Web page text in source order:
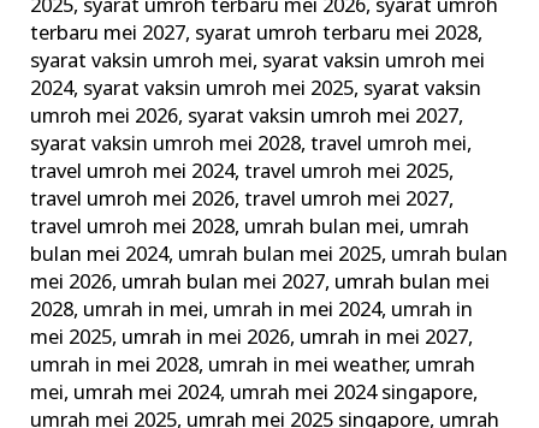
2025, syarat umroh terbaru mei 2026, syarat umroh
terbaru mei 2027, syarat umroh terbaru mei 2028,
syarat vaksin umroh mei, syarat vaksin umroh mei
2024, syarat vaksin umroh mei 2025, syarat vaksin
umroh mei 2026, syarat vaksin umroh mei 2027,
syarat vaksin umroh mei 2028,travel umroh mei,
travel umroh mei 2024,travel umroh mei 2025,
travel umroh mei 2026,travel umroh mei 2027,
travel umroh mei 2028, umrah bulan mei, umrah
bulan mei 2024, umrah bulan mei 2025, umrah bulan
mei 2026, umrah bulan mei 2027, umrah bulan mei
2028, umrah in mei, umrah in mei 2024, umrah in
mei 2025, umrah in mei 2026, umrah in mei 2027,
umrah in mei 2028, umrah in mei weather, umrah
mei, umrah mei 2024, umrah mei 2024 singapore,
umrah mei 2025, umrah mei 2025 singapore, umrah